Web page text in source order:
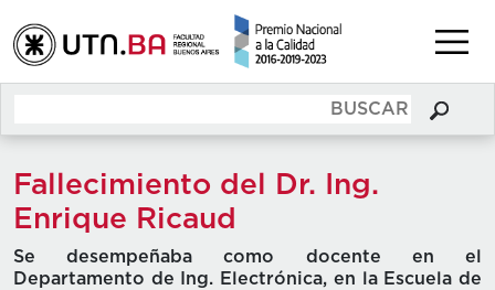
Fallecimiento del Dr. Ing.
Enrique Ricaud
Se desempeñaba como docente en el
Departamento de Ing. Electrónica, en la Escuela de